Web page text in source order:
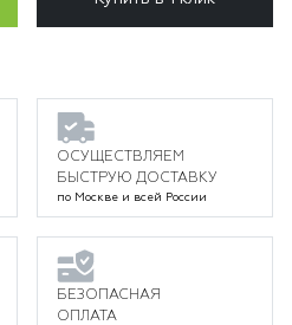
ОСУЩЕСТВЛЯЕМ
БЫСТРУЮ ДОСТАВКУ
по Москве и всей России
БЕЗОПАСНАЯ
ОПЛАТА